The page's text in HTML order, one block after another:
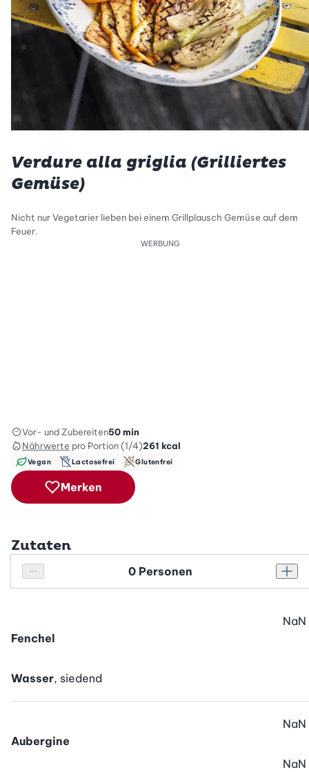
Verdure alla griglia (Grilliertes
Gemüse)
Nicht nur Vegetarier lieben bei einem Grillplausch Gemüse auf dem
Feuer.
WERBUNG
Vor- und Zubereiten50 min
Nährwerte pro Portion (1/4)261 kcal
Vegan Lactosefrei Glutenfrei
Merken
Zutaten
Personenanzahl verringern
Personenanzahl
Fenchel
NaN
Wasser, siedend
Aubergine
NaN
NaN